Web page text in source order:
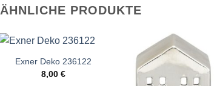
ÄHNLICHE PRODUKTE
Exner Deko 236122
8,00€